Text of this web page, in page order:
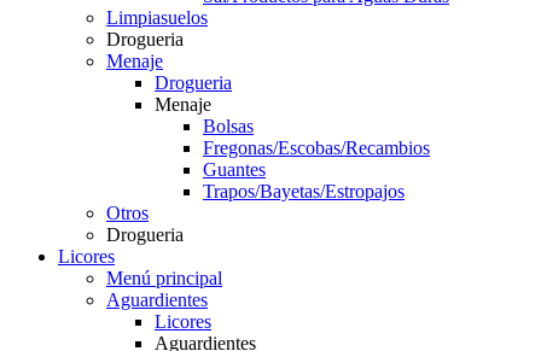
Limpiasuelos
Drogueria
Menaje
Drogueria
Menaje
Bolsas
Fregonas/Escobas/Recambios
Guantes
Trapos/Bayetas/Estropajos
Otros
Drogueria
Licores
Menú principal
Aguardientes
Licores
Aguardientes